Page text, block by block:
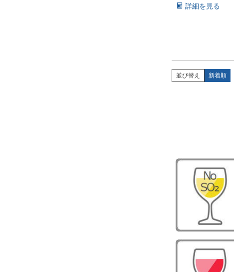
詳細を見る
並び替え 新着順